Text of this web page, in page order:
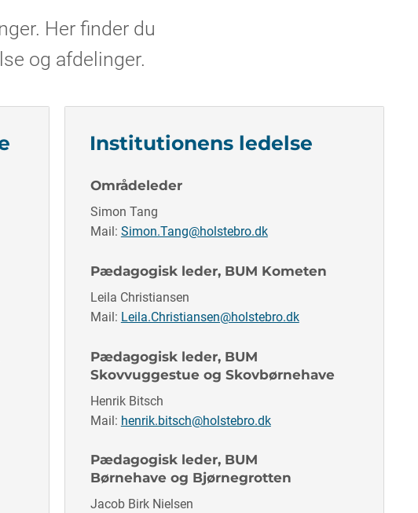
Her finder du
og afdelinger.
Institutionens ledelse
Områdeleder
Simon Tang
Mail: Simon.Tang@holstebro.dk
Pædagogisk leder, BUM Kometen
Leila Christiansen
Mail: Leila.Christiansen@holstebro.dk
Pædagogisk leder, BUM
Skovvuggestue og Skovbørnehave
Henrik Bitsch
Mail: henrik.bitsch@holstebro.dk
Pædagogisk leder, BUM
Børnehave og Bjørnegrotten
Jacob Birk Nielsen